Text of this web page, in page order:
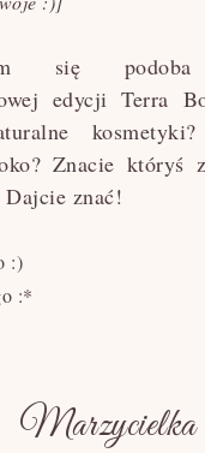
się podoba
edycji Terra
Znacie któryś
znać!
:)
:*
Marzycielka